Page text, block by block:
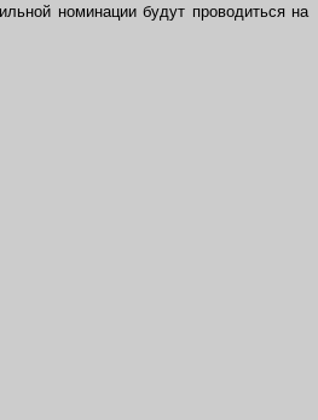
номинации будут проводиться на